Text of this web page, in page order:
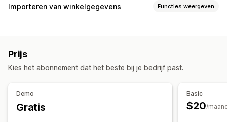
Bewerkbare bronnen
Acties
Importeren en exporteren van CSV
Gegevensmigratie
Gegevenssynchronisatie
Zoeken en filteren
Importeren van winkelgegevens Functies weergeven
Synchronisatie van bestellingen
Productsynchronisatie
Geplande synchronisatie
Prijs
Kies het abonnement dat het beste bij je bedrijf past.
Demo
Gratis
Basic
$20/